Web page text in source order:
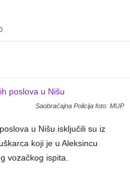
Saobraćajna Policija foto: MUP
u Nišu isključili su iz
koji je u Aleksincu
vozačkog ispita.